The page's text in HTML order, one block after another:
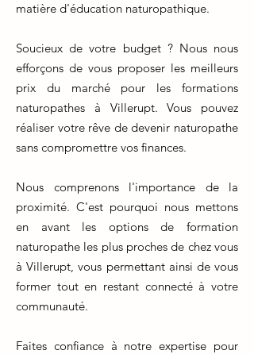
matière d'éducation naturopathique.
Soucieux de votre budget ? Nous nous
efforçons de vous proposer les meilleurs
prix du marché pour les formations
naturopathes à Villerupt. Vous pouvez
réaliser votre rêve de devenir naturopathe
sans compromettre vos finances.
Nous comprenons l'importance de la
proximité. C'est pourquoi nous mettons
en avant les options de formation
naturopathe les plus proches de chez vous
à Villerupt, vous permettant ainsi de vous
former tout en restant connecté à votre
communauté.
Faites confiance à notre expertise pour